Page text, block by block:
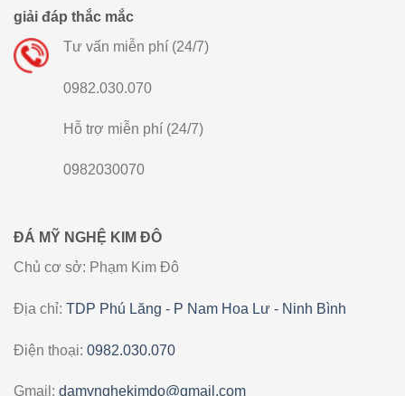
giải đáp thắc mắc
Tư vấn miễn phí (24/7)
0982.030.070
Hỗ trợ miễn phí (24/7)
0982030070
ĐÁ MỸ NGHỆ KIM ĐÔ
Chủ cơ sở: Phạm Kim Đô
Địa chỉ: TDP Phú Lăng - P Nam Hoa Lư - Ninh Bình
Điện thoại: 0982.030.070
Gmail: damynghekimdo@gmail.com